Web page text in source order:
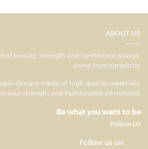
ABOUT US
that beauty, strength and confidence always
come from simplicity.
designs made of high quality materials,
your strength and Fashionable personality.
Be what you want to be
Follow Us:
Follow us on